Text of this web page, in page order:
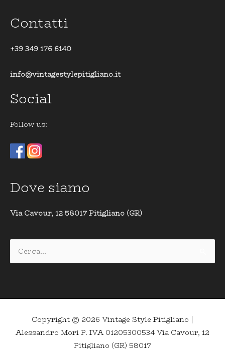
Contatti
+39 349 176 6140
info@vintagestylepitigliano.it
Social
Follow us:
Dove siamo
Via Cavour, 12 58017 Pitigliano (GR)
Cerca:
Copyright © 2026 Vintage Style Pitigliano |
Alessandro Mori P. IVA 01205300534 Via Cavour, 12
Pitigliano (GR) 58017